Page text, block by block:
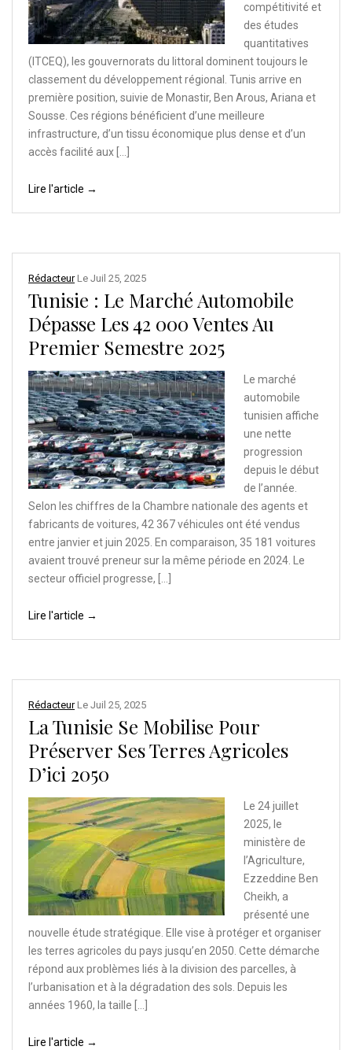
compétitivité et
des études
quantitatives
(ITCEQ), les gouvernorats du littoral dominent toujours le
classement du développement régional. Tunis arrive en
première position, suivie de Monastir, Ben Arous, Ariana et
Sousse. Ces régions bénéficient d’une meilleure
infrastructure, d’un tissu économique plus dense et d’un
accès facilité aux […]
Lire l'article →
RédacteurLe Juil 25, 2025
Tunisie : Le Marché Automobile
Dépasse Les 42 000 Ventes Au
Premier Semestre 2025
Le marché
automobile
tunisien affiche
une nette
progression
depuis le début
de l’année.
Selon les chiffres de la Chambre nationale des agents et
fabricants de voitures, 42 367 véhicules ont été vendus
entre janvier et juin 2025. En comparaison, 35 181 voitures
avaient trouvé preneur sur la même période en 2024. Le
secteur officiel progresse, […]
Lire l'article →
RédacteurLe Juil 25, 2025
La Tunisie Se Mobilise Pour
Préserver Ses Terres Agricoles
D’ici 2050
Le 24 juillet
2025, le
ministère de
l’Agriculture,
Ezzeddine Ben
Cheikh, a
présenté une
nouvelle étude stratégique. Elle vise à protéger et organiser
les terres agricoles du pays jusqu’en 2050. Cette démarche
répond aux problèmes liés à la division des parcelles, à
l’urbanisation et à la dégradation des sols. Depuis les
années 1960, la taille […]
Lire l'article →